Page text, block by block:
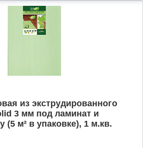
из экструдированного
3 мм под ламинат и
(5 м² в упаковке), 1 м.кв.